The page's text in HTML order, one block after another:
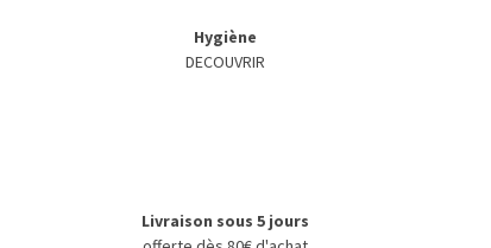
Hygiène
DECOUVRIR
Livraison sous 5 jours